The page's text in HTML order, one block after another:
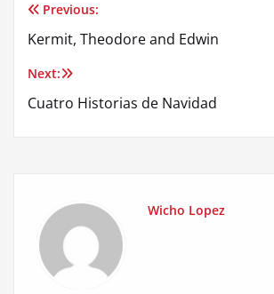
Post
navigation
Previous:
Kermit, Theodore and Edwin
Next:
Cuatro Historias de Navidad
Wicho Lopez